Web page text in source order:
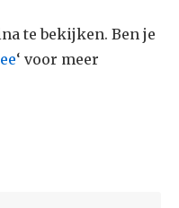
te bekijken. Ben je
‘ voor meer